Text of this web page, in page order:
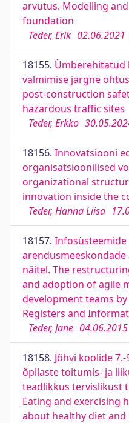
arvutus. Modelling
foundation
Teder, Erik 02.06.2021
18155. Ümberehitatud
valmimise järgne
post-construction
hazardous traffic sites
Teder, Erkko
18156. Innovatsiooni
organisatsioonilised
organizational
innovation inside the
Teder, Hanna Liisa
18157.
arendusmeeskondade
näitel. The
and adoption of agile
development teams
Registers and
Teder, Jane 04.06.2015
18158. Jõhvi koolide
õpilaste toitumis- ja
teadlikkus tervislikust
Eating and exercising
about healthy diet